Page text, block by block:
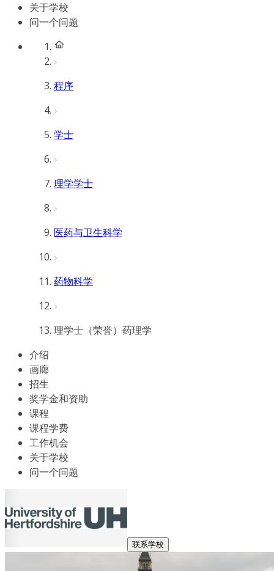
关于学校
问一个问题
程序
学士
理学学士
医药与卫生科学
药物科学
理学士（荣誉）药理学
介绍
画廊
招生
奖学金和资助
课程
课程学费
工作机会
关于学校
问一个问题
联系学校